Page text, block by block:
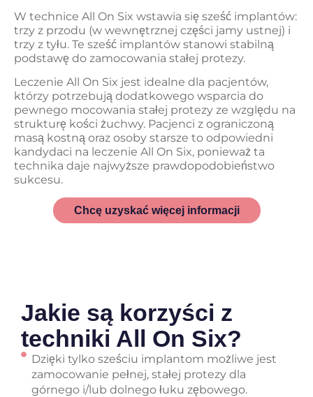
W technice All On Six wstawia się sześć implantów:
trzy z przodu (w wewnętrznej części jamy ustnej) i
trzy z tyłu. Te sześć implantów stanowi stabilną
podstawę do zamocowania stałej protezy.
Leczenie All On Six jest idealne dla pacjentów,
którzy potrzebują dodatkowego wsparcia do
pewnego mocowania stałej protezy ze względu na
strukturę kości żuchwy. Pacjenci z ograniczoną
masą kostną oraz osoby starsze to odpowiedni
kandydaci na leczenie All On Six, ponieważ ta
technika daje najwyższe prawdopodobieństwo
sukcesu.
Chcę uzyskać więcej informacji
Jakie są korzyści z
techniki All On Six?
Dzięki tylko sześciu implantom możliwe jest
zamocowanie pełnej, stałej protezy dla
górnego i/lub dolnego łuku zębowego.